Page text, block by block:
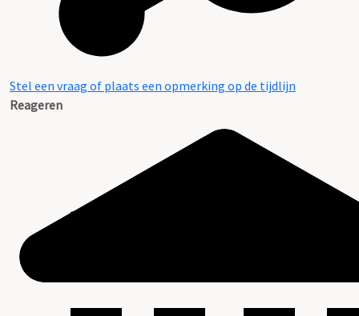
Stel een vraag of plaats een opmerking op de tijdlijn
Reageren